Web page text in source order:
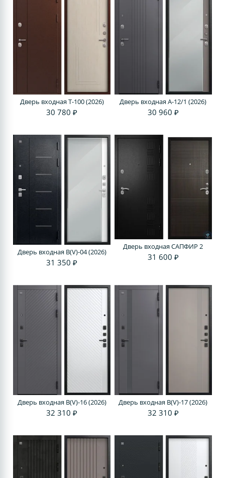
Дверь входная Т-100 (2026)
30 780 ₽
Дверь входная A-12/1 (2026)
30 960 ₽
Дверь входная В(V)-04 (2026)
31 350 ₽
Дверь входная САПФИР 2
31 600 ₽
Дверь входная В(V)-16 (2026)
32 310 ₽
Дверь входная В(V)-17 (2026)
32 310 ₽